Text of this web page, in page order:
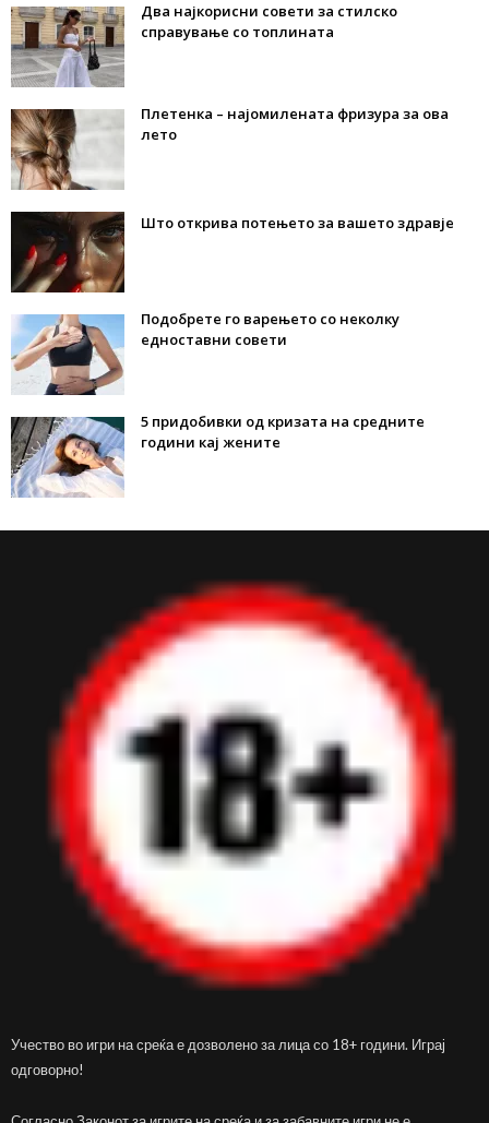
Два најкорисни совети за стилско
справување со топлината
Плетенка – најомилената фризура за ова
лето
Што открива потењето за вашето здравје
Подобрете го варењето со неколку
едноставни совети
5 придобивки од кризата на средните
години кај жените
Учество во игри на среќа е дозволено за лица со 18+ години. Играј
одговорно!